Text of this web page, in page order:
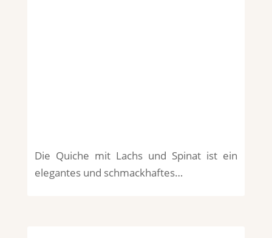
Die Quiche mit Lachs und Spinat ist ein
elegantes und schmackhaftes…